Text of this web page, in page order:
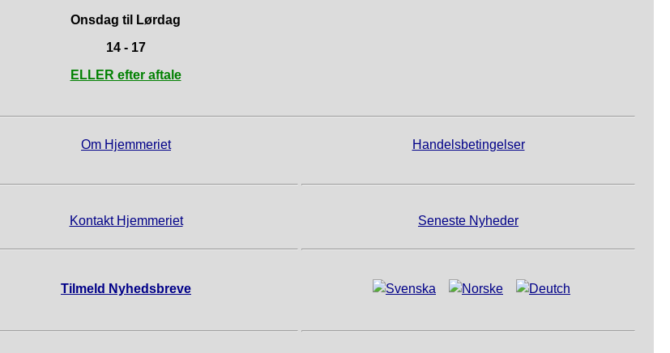
Onsdag til Lørdag
14 - 17
ELLER efter aftale
Om Hjemmeriet Handelsbetingelser
Kontakt Hjemmeriet Seneste Nyheder
Tilmeld Nyhedsbreve